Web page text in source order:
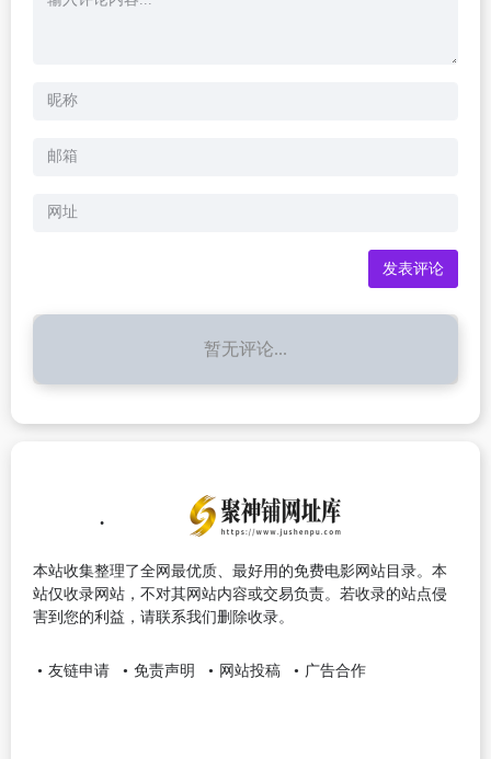
暂无评论...
本站收集整理了全网最优质、最好用的免费电影网站目录。本
站仅收录网站，不对其网站内容或交易负责。若收录的站点侵
害到您的利益，请联系我们删除收录。
友链申请 免责声明 网站投稿 广告合作